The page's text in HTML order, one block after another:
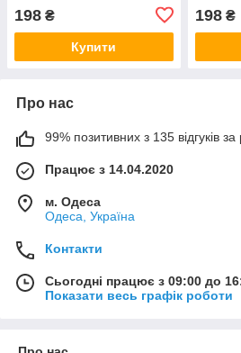
198 ₴
Купити
198₴
Про нас
99% позитивних з 135 відгуків за
Працює з 14.04.2020
м. Одеса
Одеса, Україна
Контакти
Сьогодні працює з 09:00 до
Показати весь графік роботи